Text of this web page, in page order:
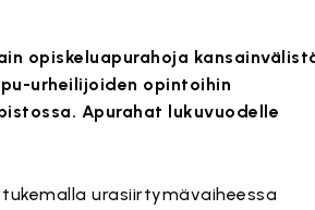
opiskeluapurahoja
urheilijoiden opintoihin
Apurahat lukuvuodelle
urasiirtymävaiheessa